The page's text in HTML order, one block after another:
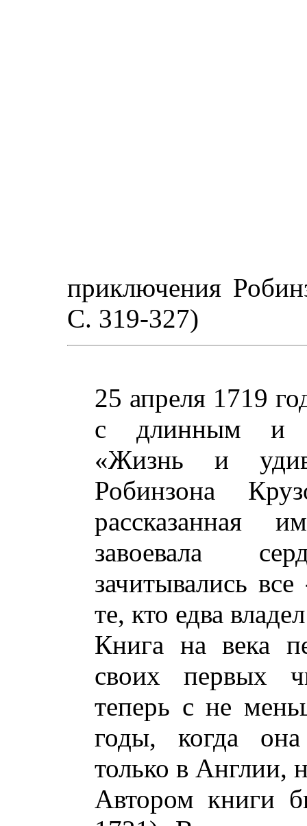
приключения
С. 319-327)
25 апреля 1719
с длинным и
«Жизнь и
Робинзона
рассказанная
завоевала
зачитывались
те, кто едва
Книга на века
своих первых
теперь с не
годы, когда
только в Англии,
Автором книги